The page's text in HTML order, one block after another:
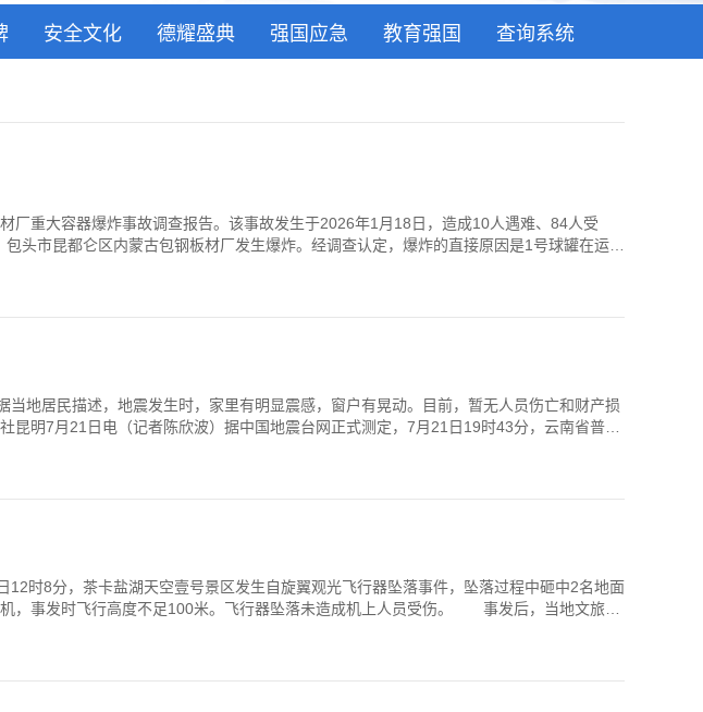
安全文化 德耀盛典 强国应急 教育强国 查询系统
重大容器爆炸事故调查报告。该事故发生于2026年1月18日，造成10人遇难、84人受
头市昆都仑区内蒙古包钢板材厂发生爆炸。经调查认定，爆炸的直接原因是1号球罐在运行
居民描述，地震发生时，家里有明显震感，窗户有晃动。目前，暂无人员伤亡和财产损
明7月21日电（记者陈欣波）据中国地震台网正式测定，7月21日19时43分，云南省普洱
时8分，茶卡盐湖天空壹号景区发生自旋翼观光飞行器坠落事件，坠落过程中砸中2名地面
事发时飞行高度不足100米。飞行器坠落未造成机上人员受伤。 事发后，当地文旅、